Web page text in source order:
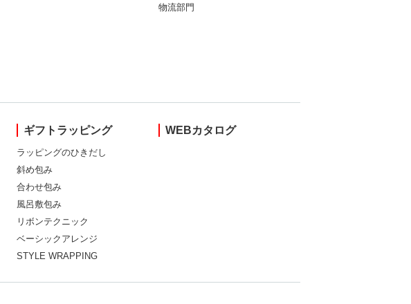
物流部門
ギフトラッピング
ラッピングのひきだし
斜め包み
合わせ包み
風呂敷包み
リボンテクニック
ベーシックアレンジ
STYLE WRAPPING
WEBカタログ